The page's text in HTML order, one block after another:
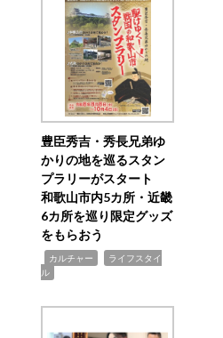
豊臣秀吉・秀長兄弟ゆ
かりの地を巡るスタン
プラリーがスタート
和歌山市内5カ所・近畿
6カ所を巡り限定グッズ
をもらおう
カルチャー
ライフスタイ
ル